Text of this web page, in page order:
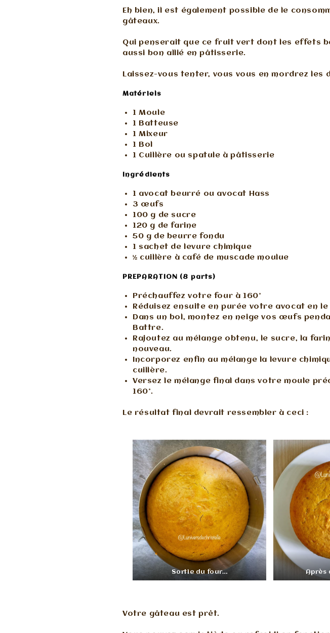
Eh bien, il est également possible de le
gâteaux.
Qui penserait que ce fruit vert dont les effets
aussi bon allié en pâtisserie.
Laissez-vous tenter, vous vous en mordrez les
Matériels
1 Moule
1 Batteuse
1 Mixeur
1 Bol
1 Cuillère ou spatule à pâtisserie
Ingrédients
1 avocat beurré ou avocat Hass
3 œufs
100 g de sucre
120 g de farine
50 g de beurre fondu
1 sachet de levure chimique
½ cuillère à café de muscade moulue
PREPARATION (8 parts)
Préchauffez votre four à 160°
Réduisez ensuite en purée votre avocat en le
Dans un bol, montez en neige vos œufs
Battre.
Rajoutez au mélange obtenu, le sucre, la
nouveau.
Incorporez enfin au mélange la levure
cuillère.
Versez le mélange final dans votre moule
160°.
Le résultat final devrait ressembler à ceci :
Sortie du four… Après
Votre gâteau est prêt.